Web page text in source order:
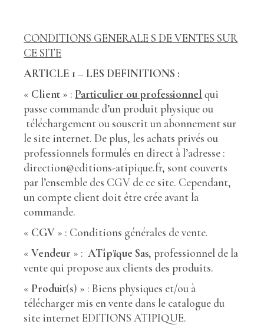
CONDITIONS GENERALE S DE VENTES SUR
CE SITE
ARTICLE 1 – LES DEFINITIONS :
« Client » : Particulier ou professionnel qui
passe commande d’un produit physique ou
téléchargement ou souscrit un abonnement sur
le site internet. De plus, les achats privés ou
professionnels formulés en direct à l’adresse :
direction@editions-atipique.fr, sont couverts
par l’ensemble des CGV de ce site. Cependant,
un compte client doit être crée avant la
commande.
« CGV » : Conditions générales de vente.
«Vendeur » : ATîpïque Sas, professionnel de la
vente qui propose aux clients des produits.
« Produit(s) » : Biens physiques et/ou à
télécharger mis en vente dans le catalogue du
site internet EDITIONS ATIPIQUE.